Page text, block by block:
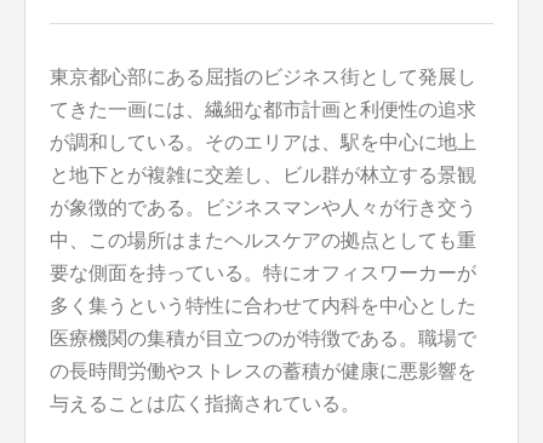
東京都心部にある屈指のビジネス街として発展し
てきた一画には、繊細な都市計画と利便性の追求
が調和している。 そのエリアは、駅を中心に地上
と地下とが複雑に交差し、ビル群が林立する景観
が象徴的である。ビジネスマンや人々が行き交う
中、この場所はまたヘルスケアの拠点としても重
要な側面を持っている。特にオフィスワーカーが
多く集うという特性に合わせて内科を中心とした
医療機関の集積が目立つのが特徴である。職場で
の長時間労働やストレスの蓄積が健康に悪影響を
与えることは広く指摘されている。